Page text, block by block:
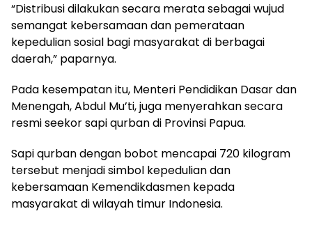
“Distribusi dilakukan secara merata sebagai wujud
semangat kebersamaan dan pemerataan
kepedulian sosial bagi masyarakat di berbagai
daerah,” paparnya.
Pada kesempatan itu, Menteri Pendidikan Dasar dan
Menengah, Abdul Mu’ti, juga menyerahkan secara
resmi seekor sapi qurban di Provinsi Papua.
Sapi qurban dengan bobot mencapai 720 kilogram
tersebut menjadi simbol kepedulian dan
kebersamaan Kemendikdasmen kepada
masyarakat di wilayah timur Indonesia.